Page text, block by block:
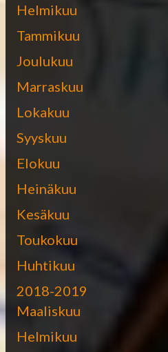
Helmikuu
Tammikuu
Joulukuu
Marraskuu
Lokakuu
Syyskuu
Elokuu
Heinäkuu
Kesäkuu
Toukokuu
Huhtikuu
2018-2019
Maaliskuu
Helmikuu